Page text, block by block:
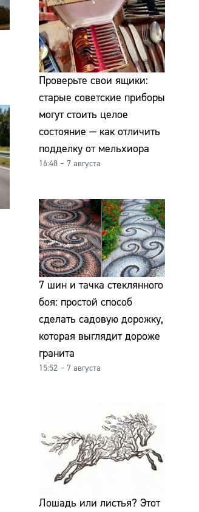
Проверьте свои ящики:
старые советские приборы
могут стоить целое
состояние — как отличить
подделку от мельхиора
16:48 – 7 августа
7 шин и тачка стеклянного
боя: простой способ
сделать садовую дорожку,
которая выглядит дороже
гранита
15:52 – 7 августа
Лошадь или листья? Этот